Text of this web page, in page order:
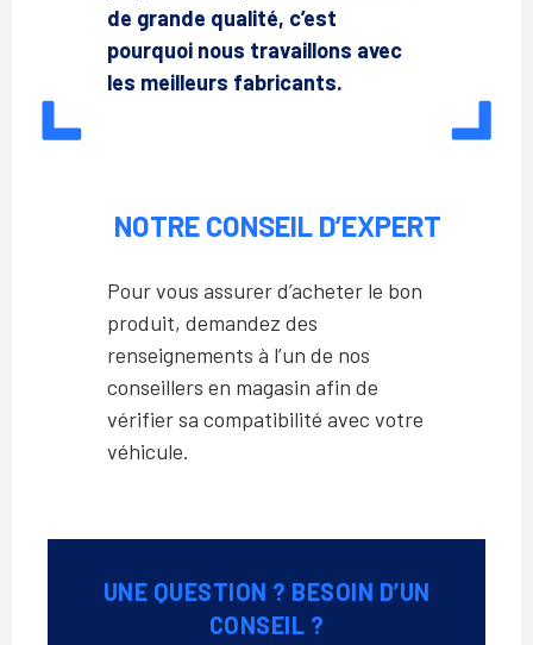
de grande qualité, c’est
pourquoi nous travaillons avec
les meilleurs fabricants.
NOTRE CONSEIL D’EXPERT
Pour vous assurer d’acheter le bon
produit, demandez des
renseignements à l’un de nos
conseillers en magasin afin de
vérifier sa compatibilité avec votre
véhicule.
UNE QUESTION ? BESOIN D’UN
CONSEIL ?